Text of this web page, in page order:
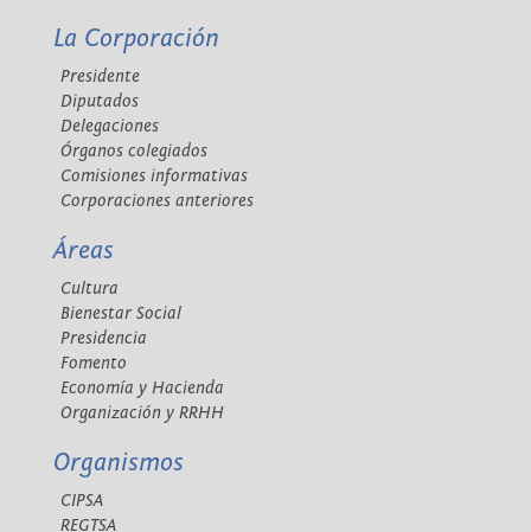
La Corporación
Presidente
Diputados
Delegaciones
Órganos colegiados
Comisiones informativas
Corporaciones anteriores
Áreas
Cultura
Bienestar Social
Presidencia
Fomento
Economía y Hacienda
Organización y RRHH
Organismos
CIPSA
REGTSA